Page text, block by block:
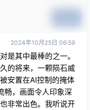
2024年10月25日 06:59
是其中最棒的之一。
的将来，一颗陨石威
安置在AI控制的掩体
，画面令人印象深
非常出色。我听说开